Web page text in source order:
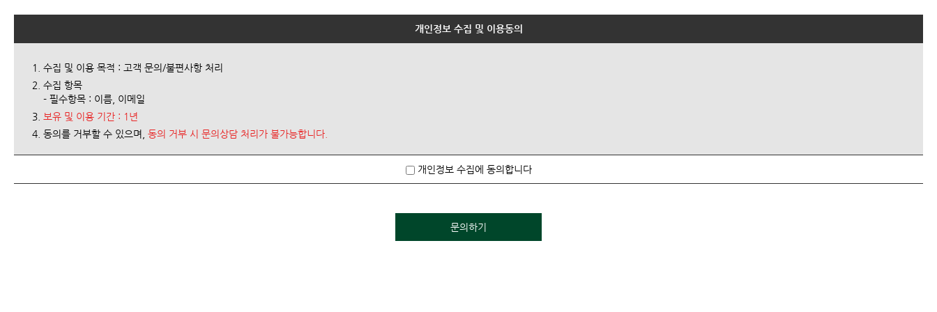
개인정보 수집 및 이용동의
수집 및 이용 목적 : 고객 문의/불편사항 처리
수집 항목
- 필수항목 : 이름, 이메일
보유 및 이용 기간 : 1년
동의를 거부할 수 있으며, 동의 거부 시 문의상담 처리가 불가능합니다.
개인정보 수집에 동의합니다